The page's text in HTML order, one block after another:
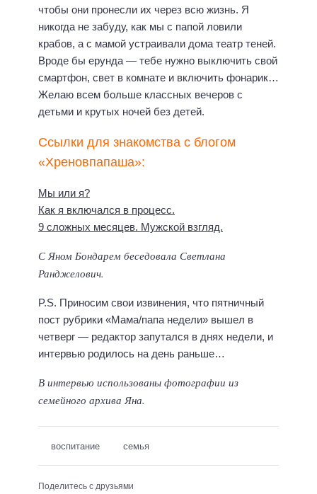
чтобы они пронесли их через всю жизнь. Я
никогда не забуду, как мы с папой ловили
крабов, а с мамой устраивали дома театр теней.
Вроде бы ерунда — тебе нужно выключить свой
смартфон, свет в комнате и включить фонарик…
Желаю всем больше классных вечеров с
детьми и крутых ночей без детей.
Ссылки для знакомства с блогом
«Хреновпапаша»:
Мы или я?
Как я включался в процесс.
9 сложных месяцев. Мужской взгляд.
С Яном Бондарем беседовала Светлана
Ранджелович.
P.S. Приносим свои извинения, что пятничный
пост рубрики «Мама/папа недели» вышел в
четверг — редактор запутался в днях недели, и
интервью родилось на день раньше…
В интервью использованы фотографии из
семейного архива Яна.
воспитание семья
Поделитесь с друзьями